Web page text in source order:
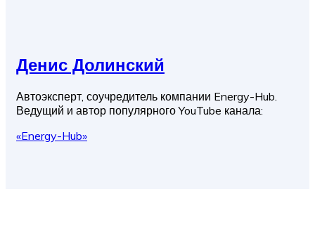
Денис Долинский
Автоэксперт, соучредитель компании Energy-Hub.
Ведущий и автор популярного YouTube канала:
«Energy-Hub»